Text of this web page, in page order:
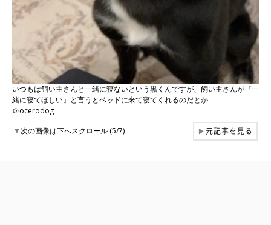
いつもは飼い主さんと一緒に寝ないという黒くんですが、飼い主さんが『一
緒に寝てほしい』と言うとベッドに来て寝てくれるのだとか
＠ocerodog
▼次の画像は下へスクロール (5/7) ▶元記事を見る